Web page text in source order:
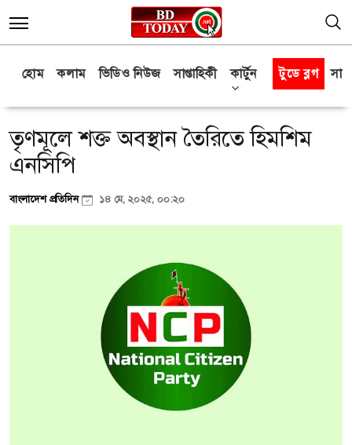
হোম কলাম ভিডিও নিউজ সাপ্তাহিকী কার্টুন টুডে ব্লগ
তৃণমূলে শক্ত অবস্থান তৈরিতে হিমশিম
এনসিপি
বাংলাদেশ প্রতিদিন ১৪ মে, ২০২৫, ০০:২০